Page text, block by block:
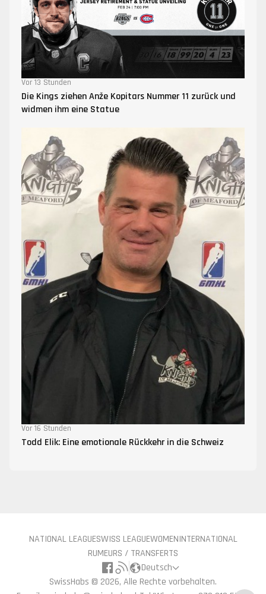
Vor 13 Stunden
Die Kings ziehen Anže Kopitars Nummer 11 zurück und
widmen ihm eine Statue
Vor 16 Stunden
Todd Elik: Eine emotionale Rückkehr in die Schweiz
NATIONAL LEAGUESWISS LEAGUEWOMENINTERNATIONAL
RUMEURS / TRANSFERTS
Deutsch
SwissHabs © 2026, Alle Rechte vorbehalten.